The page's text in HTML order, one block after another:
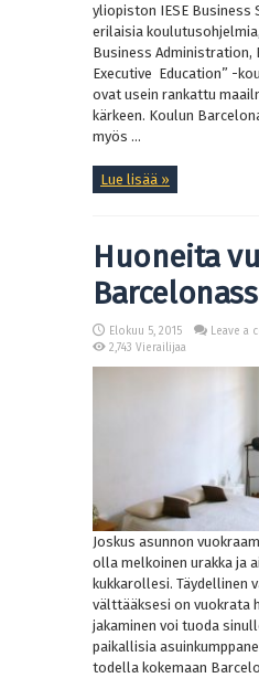
yliopiston IESE Business
erilaisia
Business Administration,
Executive Education” -
ovat usein rankattu
kärkeen. Koulun
myös ...
Lue lisää »
Huoneita
Elokuu 5, 2015
Leave a
2,743 Vierailijaa
Joskus asunnon
olla melkoinen urakka ja
kukkarollesi. Täydellinen
välttääksesi on vuokrata
jakaminen voi tuoda
paikallisia
todella kokemaan